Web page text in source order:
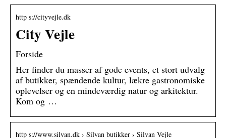
http s://cityvejle.dk
City Vejle
Forside
Her finder du masser af gode events, et stort udvalg
af butikker, spændende kultur, lækre gastronomiske
oplevelser og en mindeværdig natur og arkitektur.
Kom og …
http s://www.silvan.dk › Silvan butikker › Silvan Vejle